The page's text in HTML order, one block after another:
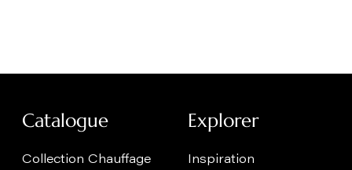
Catalogue
Collection Chauffage
Explorer
Inspiration